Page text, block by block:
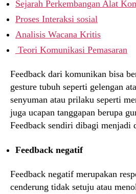
Sejarah Perkembangan Alat
Proses Interaksi sosial
Analisis Wacana Kritis
Teori Komunikasi Pemasaran
Feedback dari komunikan bisa
gesture tubuh seperti gelengan
senyuman atau prilaku seperti
juga ucapan tanggapan berupa
Feedback sendiri dibagi menjadi
Feedback negatif
Feedback negatif merupakan
cenderung tidak setuju atau